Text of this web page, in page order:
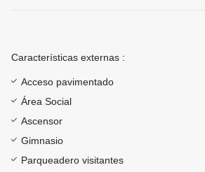
Características externas :
Acceso pavimentado
Área Social
Ascensor
Gimnasio
Parqueadero visitantes